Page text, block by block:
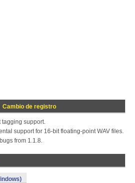
Cambio de registro
tagging support.
support for 16-bit floating-point WAV files.
from 1.1.8.